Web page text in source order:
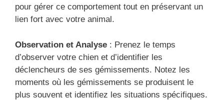
pour gérer ce comportement tout en préservant un
lien fort avec votre animal.
Observation et Analyse : Prenez le temps
d’observer votre chien et d’identifier les
déclencheurs de ses gémissements. Notez les
moments où les gémissements se produisent le
plus souvent et identifiez les situations spécifiques.